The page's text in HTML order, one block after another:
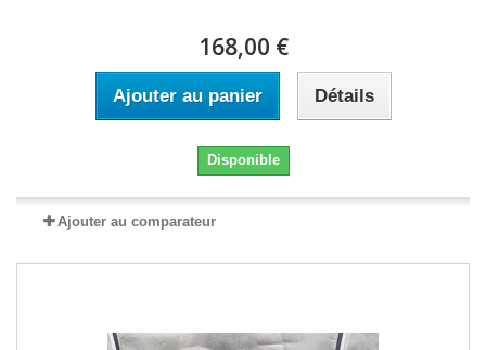
168,00 €
Ajouter au panier Détails
Disponible
Ajouter au comparateur